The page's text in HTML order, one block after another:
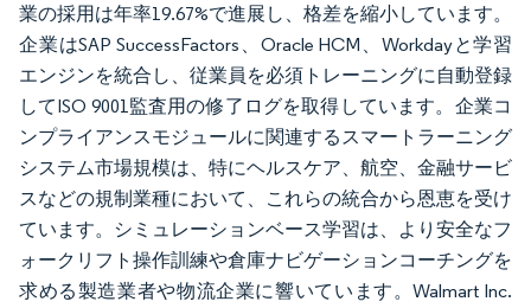
業の採用は年率19.67%で進展し、格差を縮小しています。
企業はSAP SuccessFactors、Oracle HCM、Workdayと学習
エンジンを統合し、従業員を必須トレーニングに自動登録
してISO 9001監査用の修了ログを取得しています。企業コ
ンプライアンスモジュールに関連するスマートラーニング
システム市場規模は、特にヘルスケア、航空、金融サービ
スなどの規制業種において、これらの統合から恩恵を受け
ています。シミュレーションベース学習は、より安全なフ
ォークリフト操作訓練や倉庫ナビゲーションコーチングを
求める製造業者や物流企業に響いています。Walmart Inc.